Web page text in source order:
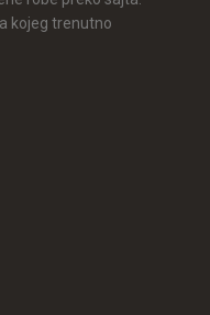
kojeg trenutno